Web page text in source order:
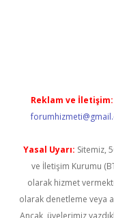
Reklam ve İletişim:
Yasal Uyarı: Sitemiz,
ve İletişim Kurumu
olarak hizmet
olarak denetleme veya
Ancak, üyelerimiz